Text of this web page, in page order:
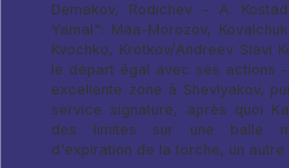
Demakov, Rodichev – A.
Yamal": Maa-Morozov,
Kvochko, Krotkov/Andreev Slavi
le départ égal avec ses actions
excellente zone à Shevlyakov,
service signature, après quoi
des limites sur une balle
d'expiration de la torche, un autre